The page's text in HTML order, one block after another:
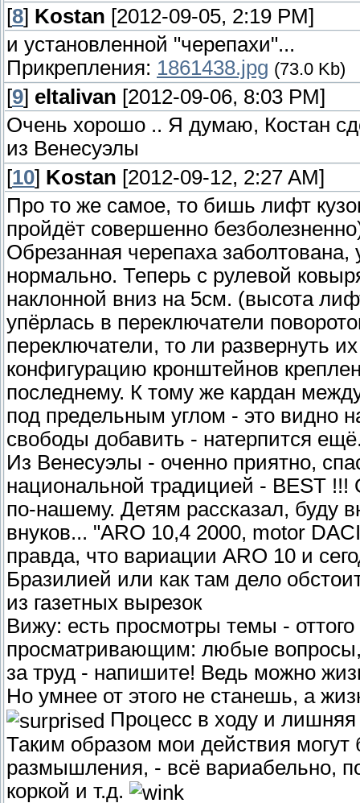
[8] Kostan [2012-09-05, 2:19 PM]
и установленной "черепахи"...
Прикрепления: 1861438.jpg (73.0 Kb)
[9] eltalivan [2012-09-06, 8:03 PM]
Очень хорошо .. Я думаю, Костан
из Венесуэлы
[10] Kostan [2012-09-12, 2:27 AM]
Про то же самое, то бишь лифт
пройдёт совершенно
Обрезанная черепаха
нормально. Теперь с рулевой
наклонной вниз на 5см. (высота
упёрлась в переключатели
переключатели, то ли развернуть
конфигурацию кронштейнов
последнему. К тому же кардан
под предельным углом - это видно
свободы добавить - натерпится
Из Венесуэлы - оченно приятно,
национальной традицией - BEST !!!
по-нашему. Детям рассказал, буду
внуков... "ARO 10,4 2000, motor
правда, что вариации ARO 10 и
Бразилией или как там дело
из газетных вырезок
Вижу: есть просмотры темы -
просматривающим: любые вопросы,
за труд - напишите! Ведь можно
Но умнее от этого не станешь, а
Процесс в ходу и
Таким образом мои действия
размышления, - всё вариабельно,
коркой и т.д.